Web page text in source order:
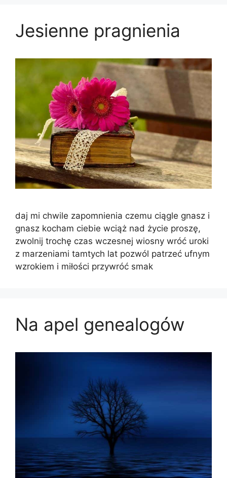
Jesienne pragnienia
daj mi chwile zapomnienia czemu ciągle gnasz i
gnasz kocham ciebie wciąż nad życie proszę,
zwolnij trochę czas wczesnej wiosny wróć uroki
z marzeniami tamtych lat pozwól patrzeć ufnym
wzrokiem i miłości przywróć smak
Na apel genealogów